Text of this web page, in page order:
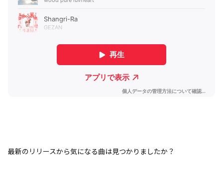
最新のリリースから気になる曲は見つかりましたか？